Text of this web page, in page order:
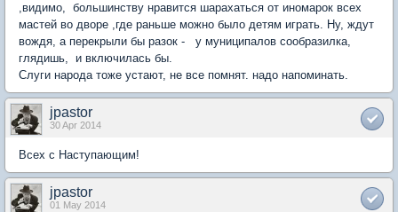
,видимо, большинству нравится шарахаться от иномарок всех
мастей во дворе ,где раньше можно было детям играть. Ну, ждут
вождя, а перекрыли бы разок - у муниципалов сообразилка,
глядишь, и включилась бы.
Слуги народа тоже устают, не все помнят. надо напоминать.
jpastor
30 Apr 2014
Всех с Наступающим!
jpastor
01 May 2014